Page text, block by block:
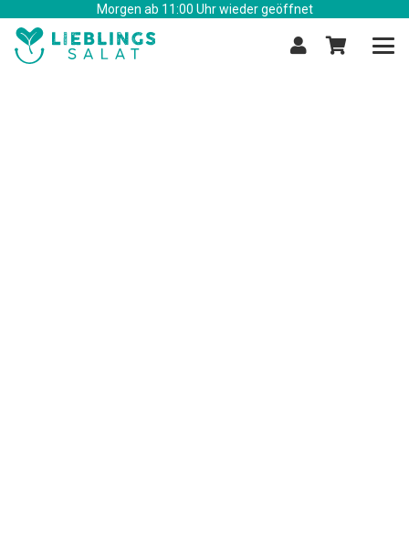
Morgen ab 11:00 Uhr wieder geöffnet